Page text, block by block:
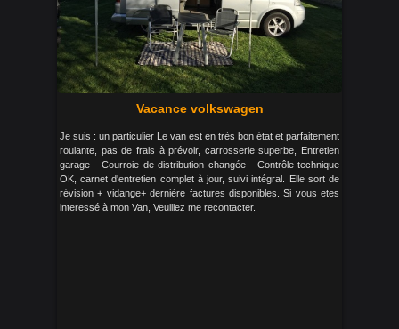
Vacance volkswagen
Je suis : un particulier Le van est en très bon état et parfaitement
roulante, pas de frais à prévoir, carrosserie superbe, Entretien
garage - Courroie de distribution changée - Contrôle technique
OK, carnet d'entretien complet à jour, suivi intégral. Elle sort de
révision + vidange+ dernière factures disponibles. Si vous etes
interessé à mon Van, Veuillez me recontacter.